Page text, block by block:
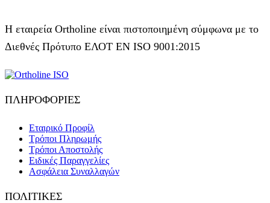
Η εταιρεία Ortholine είναι πιστοποιημένη σύμφωνα με το
Διεθνές Πρότυπο ΕΛΟΤ ΕΝ ISO 9001:2015
ΠΛΗΡΟΦΟΡΙΕΣ
Εταιρικό Προφίλ
Τρόποι Πληρωμής
Τρόποι Αποστολής
Ειδικές Παραγγελίες
Ασφάλεια Συναλλαγών
ΠΟΛΙΤΙΚΕΣ